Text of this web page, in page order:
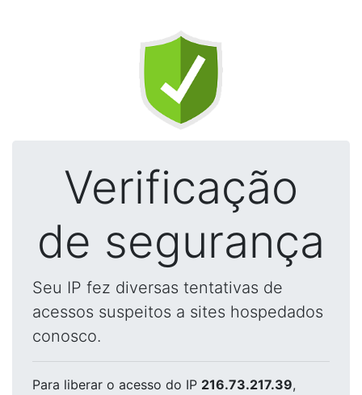
Verificação
de segurança
Seu IP fez diversas tentativas de
acessos suspeitos a sites hospedados
conosco.
Para liberar o acesso do IP 216.73.217.39,